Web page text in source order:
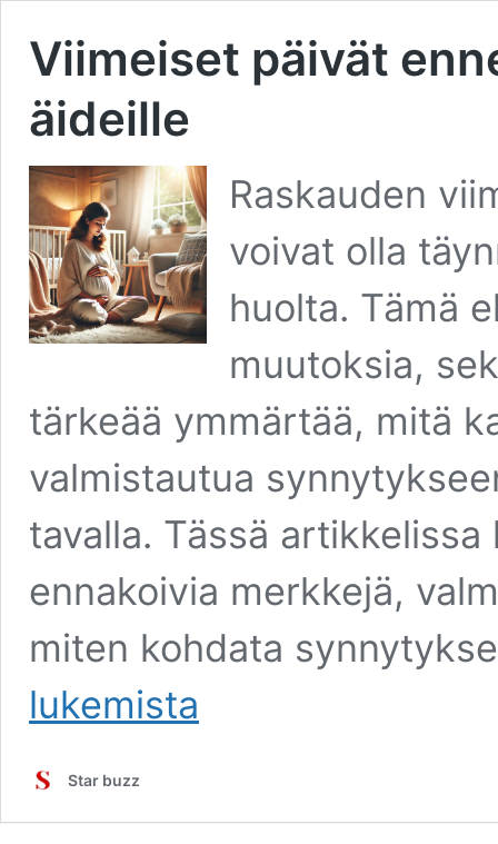
Viimeiset päivät
äideille
Raskauden
voivat olla
huolta. Tämä
muutoksia,
tärkeää ymmärtää, mitä
valmistautua
tavalla. Tässä
ennakoivia merkkejä,
miten kohdata
lukemista
Star buzz